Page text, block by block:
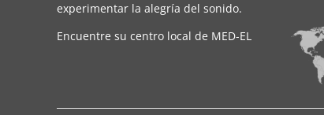
experimentar la alegría del sonido.
Encuentre su centro local de MED-EL